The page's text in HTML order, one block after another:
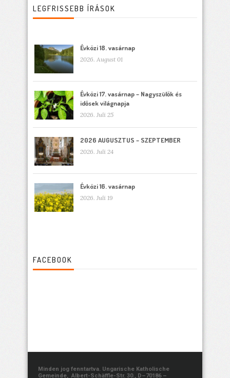
LEGFRISSEBB ÍRÁSOK
Évközi 18. vasárnap
2026. August 01
Évközi 17. vasárnap – Nagyszülők és
idősek világnapja
2026. Juli 25
2026 AUGUSZTUS – SZEPTEMBER
2026. Juli 24
Évközi 16. vasárnap
2026. Juli 19
FACEBOOK
Minden jog fenntartva. Ungarische Katholische
Gemeinde, Albert-Schäffle-Str. 30., D–70186 –